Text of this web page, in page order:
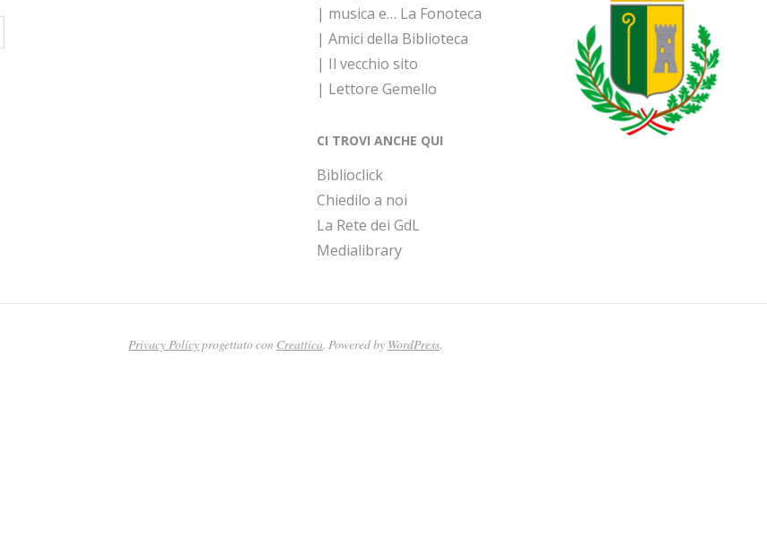
| musica e… La Fonoteca
| Amici della Biblioteca
| Il vecchio sito
| Lettore Gemello
CI TROVI ANCHE QUI
Biblioclick
Chiedilo a noi
La Rete dei GdL
Medialibrary
Privacy Policyprogettato con Creattica. Powered by WordPress.